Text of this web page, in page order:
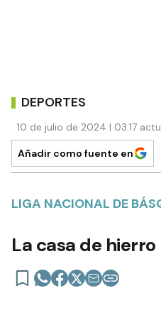
DEPORTES
10 de julio de 2024 | 03:17
Añadir como fuente en
LIGA NACIONAL DE
La casa de hierro